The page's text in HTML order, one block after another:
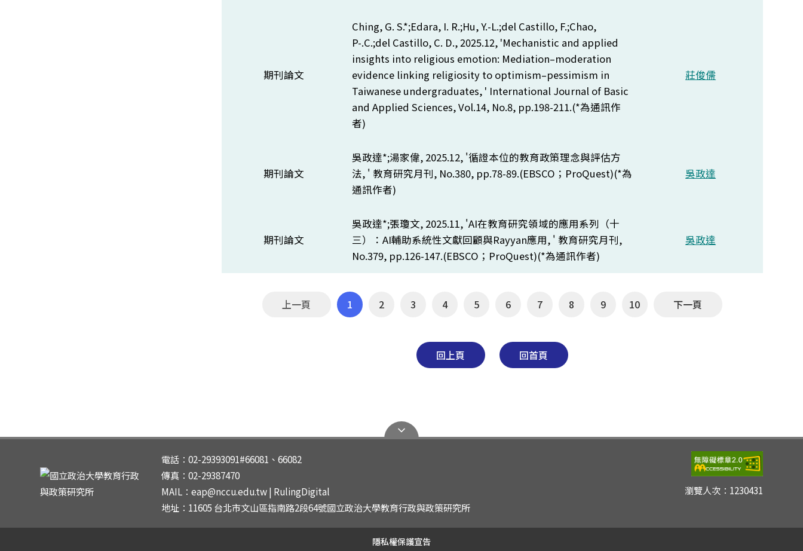
期刊論文
Ching, G. S.*;Edara, I. R.;Hu, Y.-L.;del Castillo, F.;Chao,
P-.C.;del Castillo, C. D., 2025.12, 'Mechanistic and applied
insights into religious emotion: Mediation–moderation
evidence linking religiosity to optimism–pessimism in
Taiwanese undergraduates, ' International Journal of Basic
and Applied Sciences, Vol.14, No.8, pp.198-211.(*為通訊作
者)
莊俊儒
期刊論文
吳政達*;湯家偉, 2025.12, '循證本位的教育政策理念與評估方
法, ' 教育研究月刊, No.380, pp.78-89.(EBSCO；ProQuest)(*為
通訊作者)
吳政達
期刊論文
吳政達*;張瓊文, 2025.11, 'AI在教育研究領域的應用系列（十
三）： AI輔助系統性文獻回顧與Rayyan應用, ' 教育研究月刊,
No.379, pp.126-147.(EBSCO；ProQuest)(*為通訊作者)
吳政達
上一頁 1 2 3 4 5 6 7 8 9 10 下一頁
回上頁 回首頁
電話：02-29393091#66081、66082
傳真：02-29387470
MAIL：eap@nccu.edu.tw | RulingDigital
地址：11605 台北市文山區指南路2段64號國立政治大學教育行政與政策研究所
瀏覽人次： 1230431
隱私權保護宣告